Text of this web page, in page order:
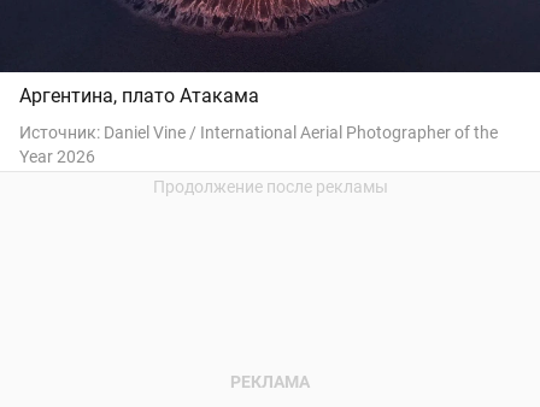
Аргентина, плато Атакама
Источник: Daniel Vine / International Aerial Photographer of the
Year 2026